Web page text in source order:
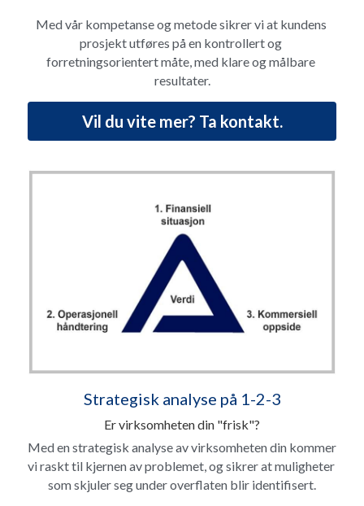
Med vår kompetanse og metode sikrer vi at kundens
prosjekt utføres på en kontrollert og
forretningsorientert måte, med klare og målbare
resultater.
Vil du vite mer? Ta kontakt.
Strategisk analyse på 1-2-3
Er virksomheten din "frisk"?
Med en strategisk analyse av virksomheten din kommer
vi raskt til kjernen av problemet, og sikrer at muligheter
som skjuler seg under overflaten blir identifisert.